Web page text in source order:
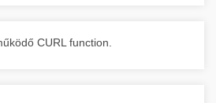
CURL function.